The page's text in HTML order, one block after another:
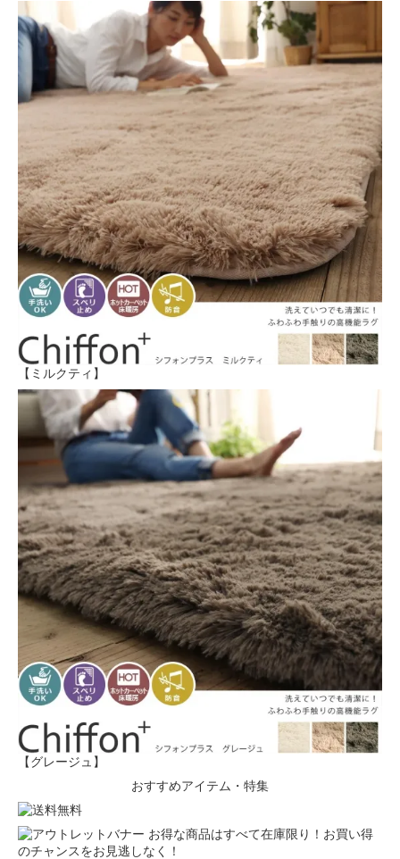
【ミルクティ】
【グレージュ】
おすすめアイテム・特集
お得な商品はすべて在庫限り！お買い得
のチャンスをお見逃しなく！